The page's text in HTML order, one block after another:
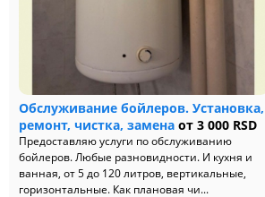
Обслуживание бойлеров. Установка,
ремонт, чистка, заменаот 3 000 RSD
Предоставляю услуги по обслуживанию
бойлеров. Любые разновидности. И кухня и
ванная, от 5 до 120 литров, вертикальные,
горизонтальные. Как плановая чи...